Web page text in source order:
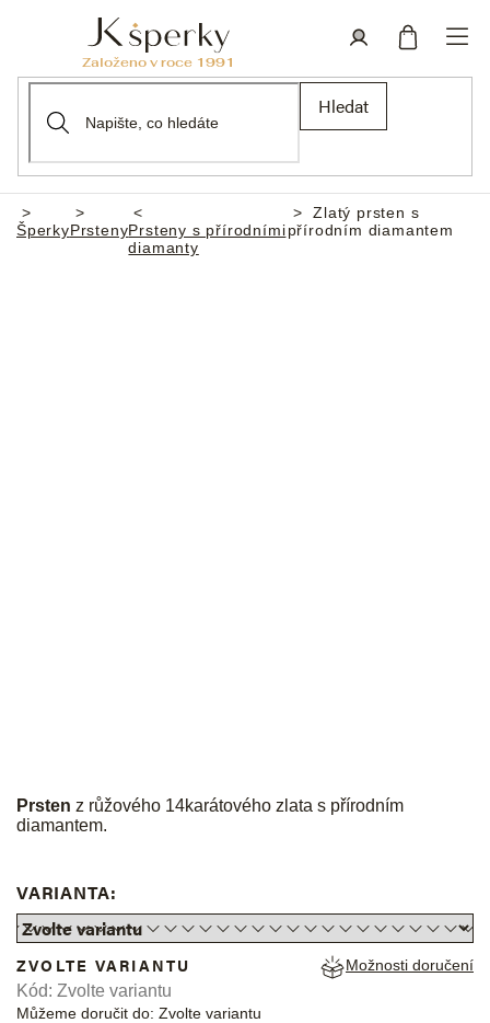
Hledat
Domů
ŠperkyPrstenyPrsteny s přírodními
diamanty
Zlatý prsten s
přírodním diamantem
Prsten z růžového 14karátového zlata s přírodním
diamantem.
VARIANTA:
ZVOLTE VARIANTU
Můžeme doručit do: Zvolte variantu
Možnosti doručení
Kód: Zvolte variantu